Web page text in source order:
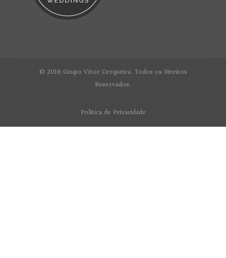
© 2018 Grupo Vítor Cerqueira. Todos os Direitos
Reservados.
Politica de Privacidade